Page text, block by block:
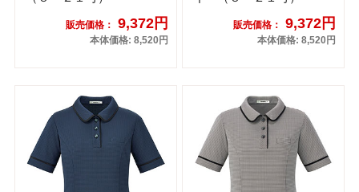
販売価格： 9,372円
本体価格: 8,520円
販売価格： 9,372円
本体価格: 8,520円